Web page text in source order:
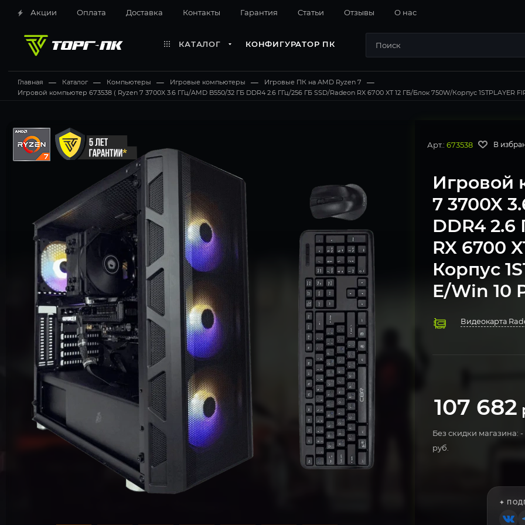
Акции Оплата Доставка Контакты Гарантия Cтатьи Отзывы О нас
КАТАЛОГ КОНФИГУРАТОР ПК
Главная — Каталог — Компьютеры — Игровые компьютеры — Игровые ПК на AMD Ryzen 7 —
Игровой компьютер 673538 ( Ryzen 7 3700X 3.6 ГГц/AMD B550/32 ГБ DDR4 2.6 ГГц/256 ГБ SSD/Radeon RX 6700 XT 12 ГБ/Блок 750W/Корпус 1STPLAYER
Арт.: 673538 В
Игровой
7 3700X
DDR4 2.6
RX 6700
Корпус
E/Win 10
Видеокарта
107 682
Без скидки магазина: -
руб.
✦